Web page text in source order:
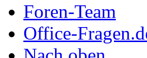
Foren-Team
Office-